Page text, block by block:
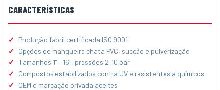
CARACTERÍSTICAS
Produção fabril certificada ISO 9001
Opções de mangueira chata PVC, sucção e pulverização
Tamanhos 1" – 16", pressões 2–10 bar
Compostos estabilizados contra UV e resistentes a químicos
OEM e marcação privada aceites